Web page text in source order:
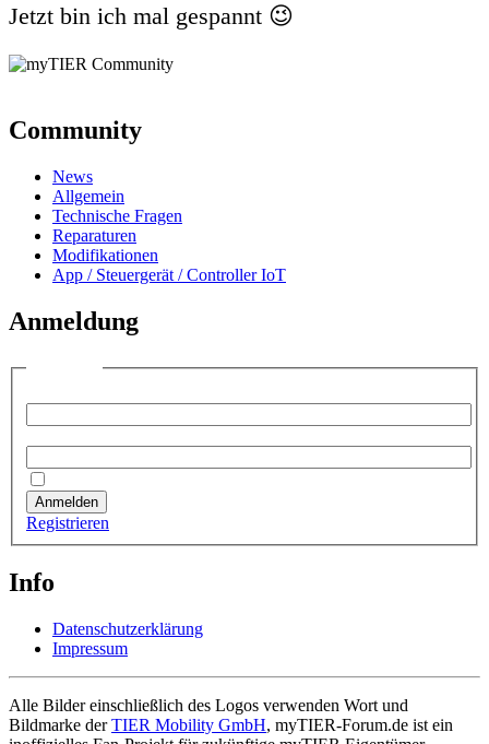
Jetzt bin ich mal gespannt 😉
Community
News
Allgemein
Technische Fragen
Reparaturen
Modifikationen
App / Steuergerät / Controller IoT
Anmeldung
Anmelden
Registrieren
Info
Datenschutzerklärung
Impressum
Alle Bilder einschließlich des Logos verwenden Wort und
Bildmarke derTIER Mobility GmbH, myTIER-Forum.de ist ein